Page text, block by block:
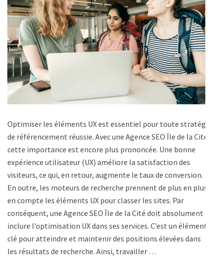
Optimiser les éléments UX est essentiel pour toute stratégie
de référencement réussie. Avec une Agence SEO Île de la Cité,
cette importance est encore plus prononcée. Une bonne
expérience utilisateur (UX) améliore la satisfaction des
visiteurs, ce qui, en retour, augmente le taux de conversion.
En outre, les moteurs de recherche prennent de plus en plus
en compte les éléments UX pour classer les sites. Par
conséquent, une Agence SEO Île de la Cité doit absolument
inclure l’optimisation UX dans ses services. C’est un élément
clé pour atteindre et maintenir des positions élevées dans
les résultats de recherche. Ainsi, travailler …